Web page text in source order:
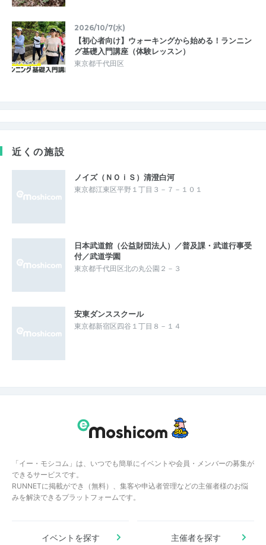
2026/10/7(水)
【初心者向け】ウォーキングから始める！ランニン
グ基礎入門講座（体験レッスン）
東京都千代田区
近くの施設
ノイズ（ＮＯｉＳ）清澄白河
東京都江東区平野１丁目３－７－１０１
日本武道館（公益財団法人）／普及課・武道行事受
付／武道学園
東京都千代田区北の丸公園２－３
安東ダンススクール
東京都新宿区四谷１丁目８－１４
「イー・モシコム」は、いつでも簡単にイベントや会員・メンバーの募集が
できるサービスです。
RUNNETに掲載ができ（無料）、集客や申込者管理などの主催者様のお悩
みを解決できるプラットフォームです。
イベントを探す 主催者を探す